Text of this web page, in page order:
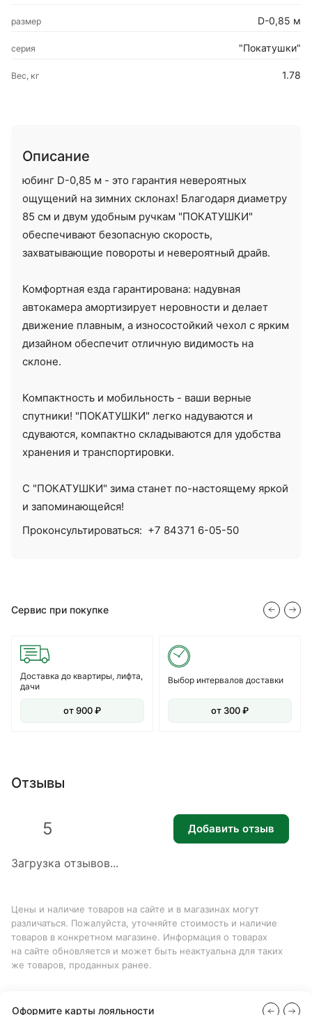
размер D-0,85 м
серия "Покатушки"
Вес, кг 1.78
Описание
юбинг D-0,85 м - это гарантия невероятных
ощущений на зимних склонах! Благодаря диаметру
85 см и двум удобным ручкам "ПОКАТУШКИ"
обеспечивают безопасную скорость,
захватывающие повороты и невероятный драйв.
Комфортная езда гарантирована: надувная
автокамера амортизирует неровности и делает
движение плавным, а износостойкий чехол с ярким
дизайном обеспечит отличную видимость на
склоне.
Компактность и мобильность - ваши верные
спутники! "ПОКАТУШКИ" легко надуваются и
сдуваются, компактно складываются для удобства
хранения и транспортировки.
С "ПОКАТУШКИ" зима станет по-настоящему яркой
и запоминающейся!
Проконсультироваться: +7 84371 6-05-50
Сервис при покупке
Доставка до квартиры, лифта,
дачи
от 900 ₽
Выбор интервалов доставки
от 300 ₽
Отзывы
Загрузка отзывов...
5 Добавить отзыв
Цены и наличие товаров на сайте и в магазинах могут
различаться. Пожалуйста, уточняйте стоимость и наличие
товаров в конкретном магазине. Информация о товарах
на сайте обновляется и может быть неактуальна для таких
же товаров, проданных ранее.
Оформите карты лояльности